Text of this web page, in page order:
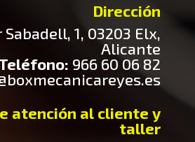
Dirección
Sabadell, 1, 03203 Elx,
Alicante
966 60 06 82
atención al cliente y
taller